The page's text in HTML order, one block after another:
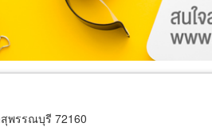
พรรณบุรี 72160